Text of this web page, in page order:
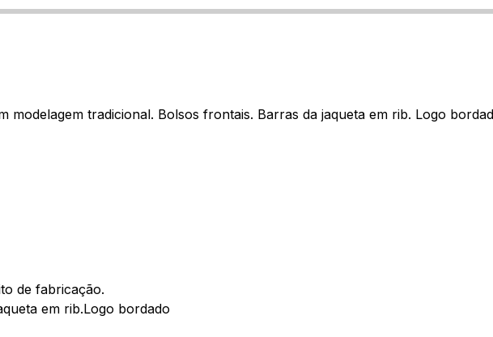
modelagem tradicional. Bolsos frontais. Barras da jaqueta em rib. Logo
de fabricação.
em rib.Logo bordado